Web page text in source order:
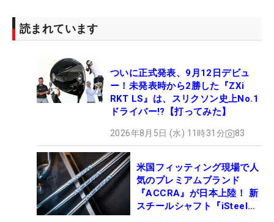
読まれています
ついに正式発表、9月12日デビュ
ー！未発表時から2勝した『ZXi
RKT LS』は、スリクソン史上No.1
ドライバー!?【打ってみた】
2026年8月5日 (水) 11時31分 83
米国フィッティング現場で人
気のプレミアムブランド
『ACCRA』が日本上陸！ 新
スチールシャフト『iSteel